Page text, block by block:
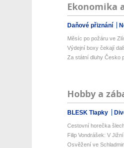
Ekonomika
Daňové přiznání
Měsíc po požáru ve
Výdejní boxy čekají
Za státní dluhy Česko
Hobby a
BLESK Tlapky
Cestovní horečka
Filip Vondrášek: V
Osvěžení ve